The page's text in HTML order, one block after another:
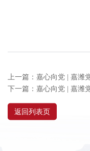
上一篇：嘉心向党 | 嘉潍
返回列表页